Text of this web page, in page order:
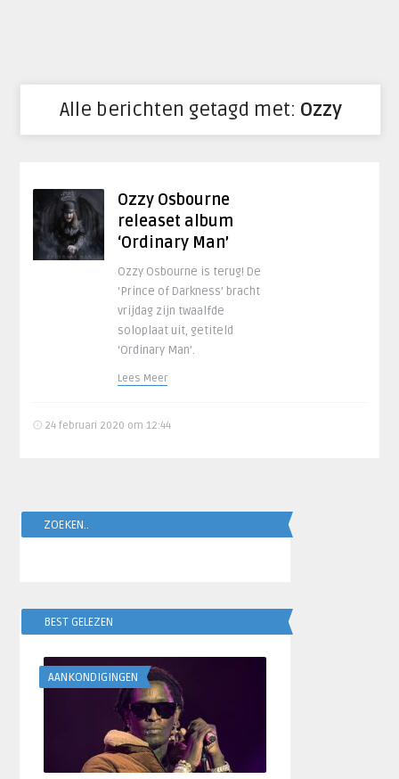
Alle berichten getagd met: Ozzy
Ozzy Osbourne
releaset album
‘Ordinary Man’
Ozzy Osbourne is terug! De
‘Prince of Darkness’ bracht
vrijdag zijn twaalfde
soloplaat uit, getiteld
‘Ordinary Man’.
Lees Meer
24 februari 2020 om 12:44
ZOEKEN..
BEST GELEZEN
AANKONDIGINGEN